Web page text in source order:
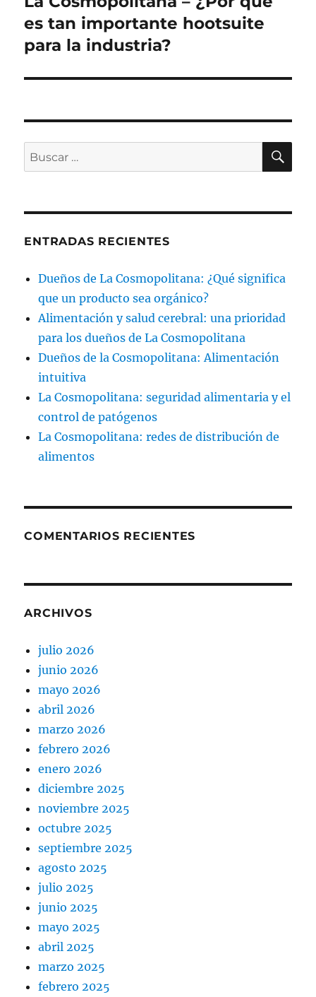
entrada:
es tan importante hootsuite
para la industria?
Buscar
por:
ENTRADAS RECIENTES
Dueños de La Cosmopolitana: ¿Qué significa
que un producto sea orgánico?
Alimentación y salud cerebral: una prioridad
para los dueños de La Cosmopolitana
Dueños de la Cosmopolitana: Alimentación
intuitiva
La Cosmopolitana: seguridad alimentaria y el
control de patógenos
La Cosmopolitana: redes de distribución de
alimentos
COMENTARIOS RECIENTES
ARCHIVOS
julio 2026
junio 2026
mayo 2026
abril 2026
marzo 2026
febrero 2026
enero 2026
diciembre 2025
noviembre 2025
octubre 2025
septiembre 2025
agosto 2025
julio 2025
junio 2025
mayo 2025
abril 2025
marzo 2025
febrero 2025